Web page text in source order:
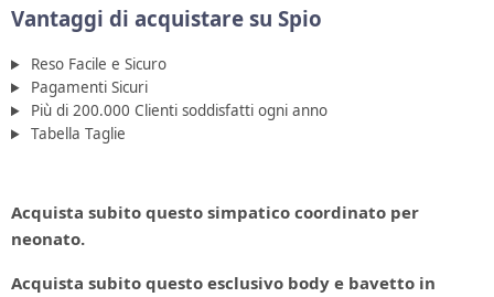
Vantaggi di acquistare su Spio
Reso Facile e Sicuro
Pagamenti Sicuri
Più di 200.000 Clienti soddisfatti ogni anno
Tabella Taglie
Acquista subito questo simpatico coordinato per
neonato.
Acquista subito questo esclusivo body e bavetto in